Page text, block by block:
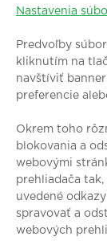
Nastavenia
Predvoľby
kliknutím na
navštíviť
preferencie
Okrem toho
blokovania a
webovými
prehliadača
uvedené
spravovať a
webových